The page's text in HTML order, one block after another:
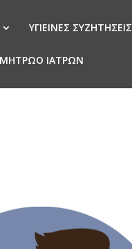
ΥΓΙΕΙΝΕΣ ΣΥΖΗΤΗΣΕΙΣ
ΙΑΤΡΩΝ